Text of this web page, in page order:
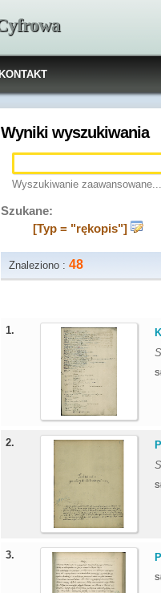
KONTAKT
Wyniki wyszukiwania
Wyszukiwanie zaawansowane...
Szukane:
[Typ = "rękopis"]
Znaleziono :48
1.
2.
3.